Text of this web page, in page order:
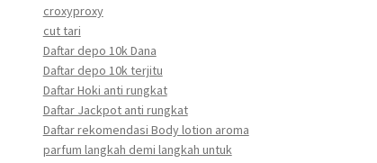
croxyproxy
cut tari
Daftar depo 10k Dana
Daftar depo 10k terjitu
Daftar Hoki anti rungkat
Daftar Jackpot anti rungkat
Daftar rekomendasi Body lotion aroma
parfum langkah demi langkah untuk